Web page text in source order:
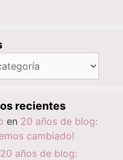
recientes
en 20 años de blog:
cambiado!
20 años de blog: